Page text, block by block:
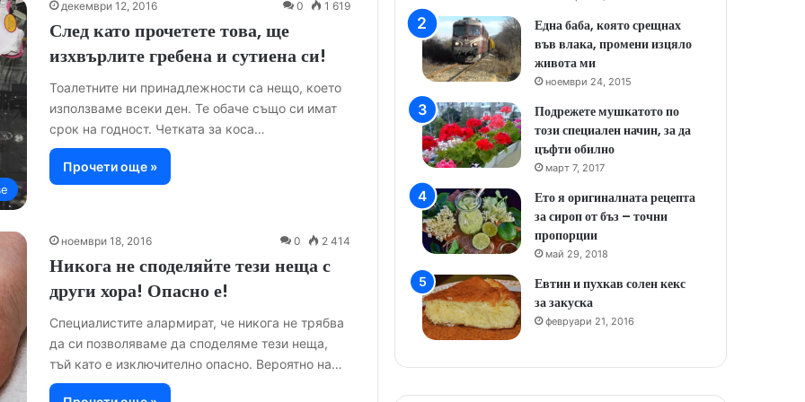
декември 12, 2016 0 1 619
След като прочетете това, ще
изхвърлите гребена и сутиена си!
Тоалетните ни принадлежности са нещо, което
използваме всеки ден. Те обаче също си имат
срок на годност. Четката за коса…
Прочети още »
ноември 18, 2016 0 2 414
Никога не споделяйте тези неща с
други хора! Опасно е!
Специалистите алармират, че никога не трябва
да си позволяваме да споделяме тези неща,
тъй като е изключително опасно. Вероятно на…
Една баба, която срещнах
във влака, промени изцяло
живота ми
ноември 24, 2015
Подрежете мушкатото по
този специален начин, за да
цъфти обилно
март 7, 2017
Ето я оригиналната рецепта
за сироп от бъз – точни
пропорции
май 29, 2018
Евтин и пухкав солен кекс
за закуска
февруари 21, 2016